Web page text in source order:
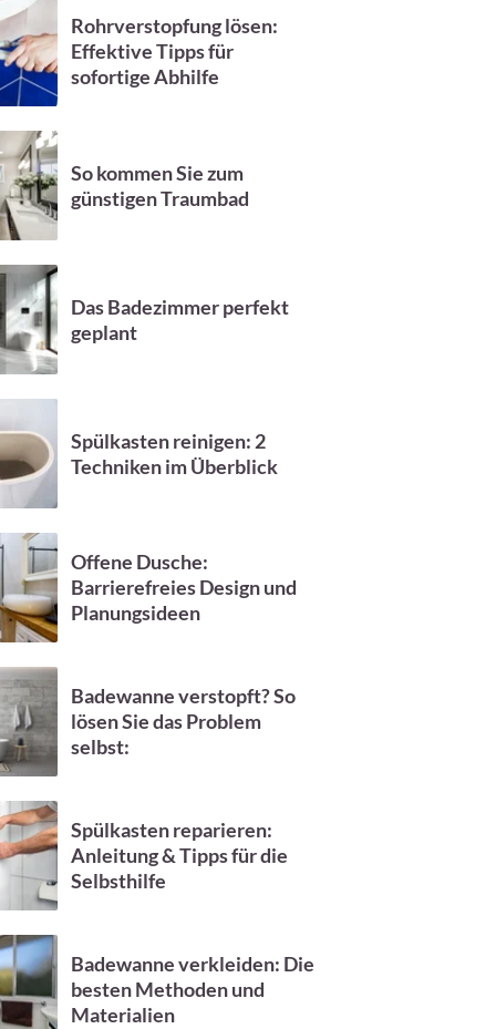
Rohrverstopfung lösen:
Effektive Tipps für
sofortige Abhilfe
So kommen Sie zum
günstigen Traumbad
Das Badezimmer perfekt
geplant
Spülkasten reinigen: 2
Techniken im Überblick
Offene Dusche:
Barrierefreies Design und
Planungsideen
Badewanne verstopft? So
lösen Sie das Problem
selbst:
Spülkasten reparieren:
Anleitung & Tipps für die
Selbsthilfe
Badewanne verkleiden: Die
besten Methoden und
Materialien